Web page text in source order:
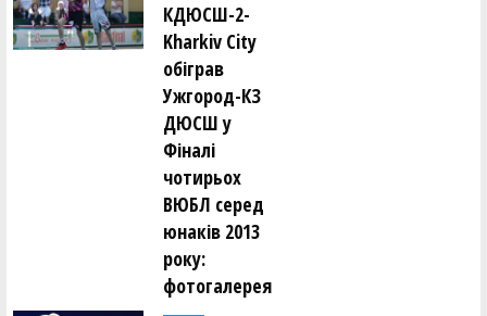
КДЮСШ-2-
Kharkiv City
обіграв
Ужгород-КЗ
ДЮСШ у
Фіналі
чотирьох
ВЮБЛ серед
юнаків 2013
року:
фотогалерея